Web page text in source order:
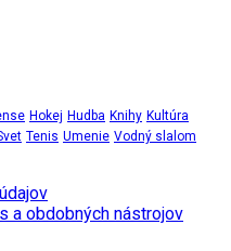
Hokej Hudba Knihy Kultúra
Tenis Umenie Vodný slalom
a obdobných nástrojov